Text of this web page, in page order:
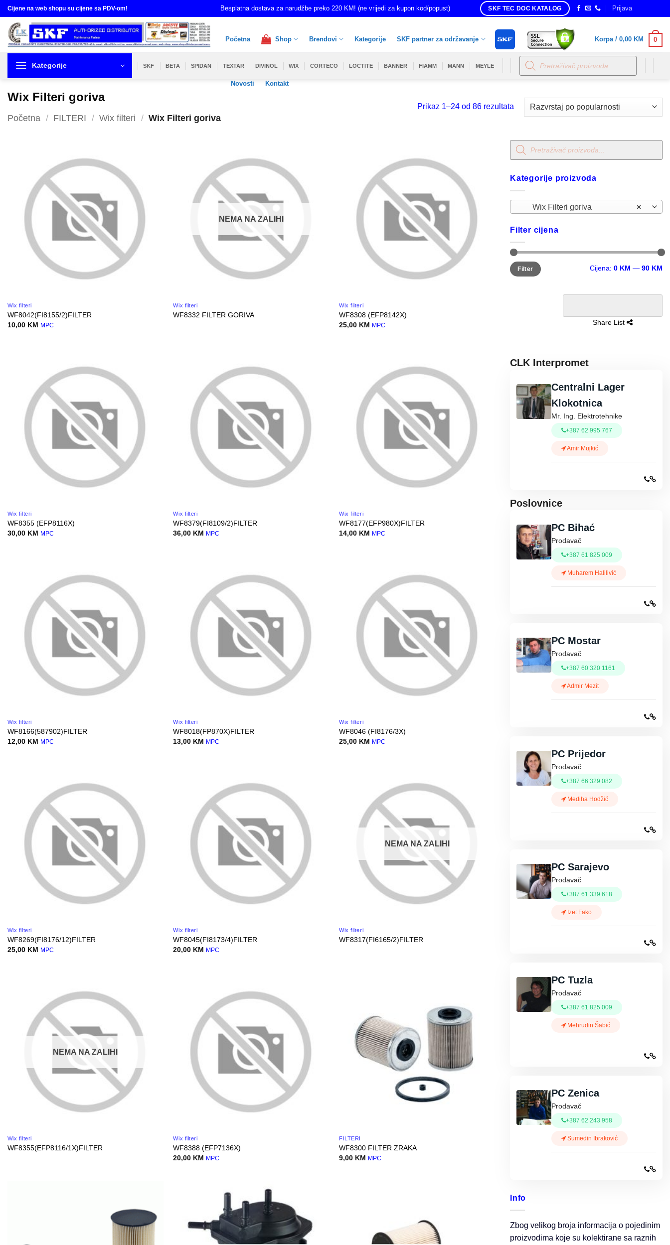
Skip
to
content
Cijene na web shopu su cijene sa PDV-om! Besplatna dostava za narudžbe preko 220 KM! (ne vrijedi za kupon kod/popust) SKF TEC DOC KATALOG Prijava
Početna Shop Brendovi Kategorije SKF partner za održavanje
Novosti Kontakt
Korpa / 0,00 KM 0
Kategorije SKF BETA SPIDAN TEXTAR DIVINOL WIX CORTECO LOCTITE BANNER FIAMM MANN MEYLE
Products
search
Wix Filteri goriva
Početna / FILTERI / Wix filteri / Wix Filteri goriva
Prikaz 1–24 od 86 rezultataSorted
Wix filteri
WF8042(FI8155/2)FILTER
10,00 KM MPC
NEMA NA ZALIHI
Wix filteri
WF8332 FILTER GORIVA
Wix filteri
WF8308 (EFP8142X)
25,00 KM MPC
Wix filteri
WF8355 (EFP8116X)
30,00 KM MPC
Wix filteri
WF8379(FI8109/2)FILTER
36,00 KM MPC
Wix filteri
WF8177(EFP980X)FILTER
14,00 KM MPC
Wix filteri
WF8166(587902)FILTER
12,00 KM MPC
Wix filteri
WF8018(FP870X)FILTER
13,00 KM MPC
Wix filteri
WF8046 (FI8176/3X)
25,00 KM MPC
Wix filteri
WF8269(FI8176/12)FILTER
25,00 KM MPC
Wix filteri
WF8045(FI8173/4)FILTER
20,00 KM MPC
NEMA NA ZALIHI
Wix filteri
WF8317(FI6165/2)FILTER
NEMA NA ZALIHI
Wix filteri
WF8355(EFP8116/1X)FILTER
Wix filteri
WF8388 (EFP7136X)
20,00 KM MPC
FILTERI
WF8300 FILTER ZRAKA
9,00 KM MPC
Products
search
Kategorije proizvoda
×
Wix Filteri goriva
Filter cijena
Minimalna
cijena
Maksimalna
cijena
Filter Cijena: 0 KM — 90 KM
Share List
CLK Interpromet
Centralni Lager
Klokotnica
Mr. Ing. Elektrotehnike
+387 62 995 767
Amir Mujkić
Poslovnice
PC Bihać
Prodavač
+387 61 825 009
Muharem Halilivić
PC Mostar
Prodavač
+387 60 320 1161
Admir Mezit
PC Prijedor
Prodavač
+387 66 329 082
Mediha Hodžić
PC Sarajevo
Prodavač
+387 61 339 618
Izet Fako
PC Tuzla
Prodavač
+387 61 825 009
Mehrudin Šabić
PC Zenica
Prodavač
+387 62 243 958
Sumedin Ibraković
Info
Zbog velikog broja informacija o pojedinim
proizvodima koje su kolektirane sa raznih